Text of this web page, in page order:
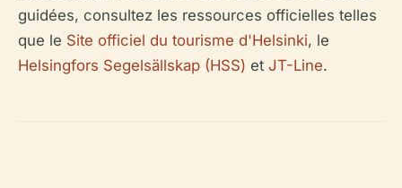
guidées, consultez les ressources officielles telles
que le Site officiel du tourisme d'Helsinki, le
Helsingfors Segelsällskap (HSS) et JT-Line.